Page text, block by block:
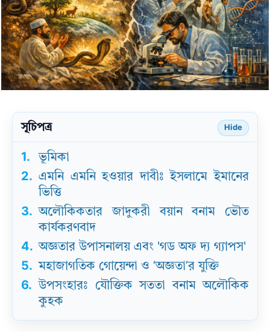
সূচিপত্র Hide
1.
ভূমিকা
2. এমনি এমনি হওয়ার দাবীঃ ইসলামে ইমানের
ভিত্তি
3. অলৌকিকতার জাদুকরী বয়ান বনাম ভৌত
কার্যকরণবাদ
4. অজ্ঞতার উপাসনালয় এবং 'গড অফ দ্য গ্যাপস'
5. মহাজাগতিক গোয়েন্দা ও ‘অজ্ঞতা’র যুক্তি
6. উপসংহারঃ যৌক্তিক সততা বনাম অলৌকিক
কুহক